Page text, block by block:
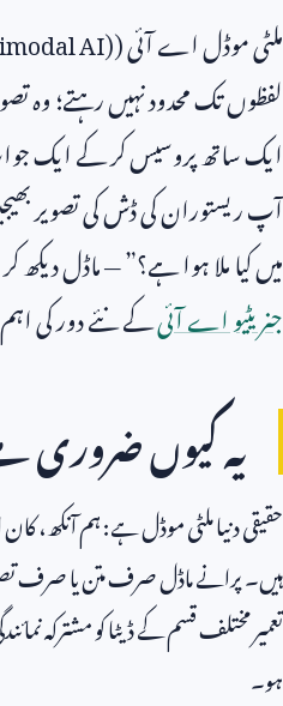
ملٹی موڈل اے آئی (AI)
لفظوں تک محدود نہیں رہتے؛ وہ
ایک ساتھ پروسیس کر کے ایک
آپ ریستوران کی ڈش کی تصویر
میں کیا ملا ہوا ہے؟” — ماڈل
جنریٹیو اے آئیکے نئے دور کی
یہ کیوں ضروری
حقیقی دنیا ملٹی موڈل ہے: ہم آنکھ،
ہیں۔ پرانے ماڈل صرف متن یا صرف
تعمیر مختلف قسم کے ڈیٹا کو مشترکہ
ہو۔